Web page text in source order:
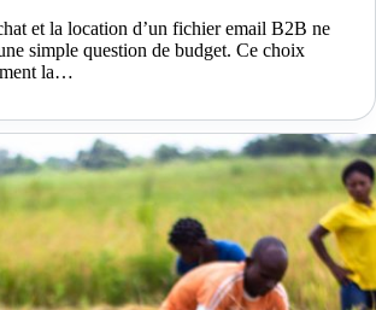
et la location d’un fichier email B2B ne
simple question de budget. Ce choix
la…